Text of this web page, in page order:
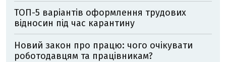
ТОП-5 варіантів оформлення трудових
відносин під час карантину
Новий закон про працю: чого очікувати
роботодавцям та працівникам?